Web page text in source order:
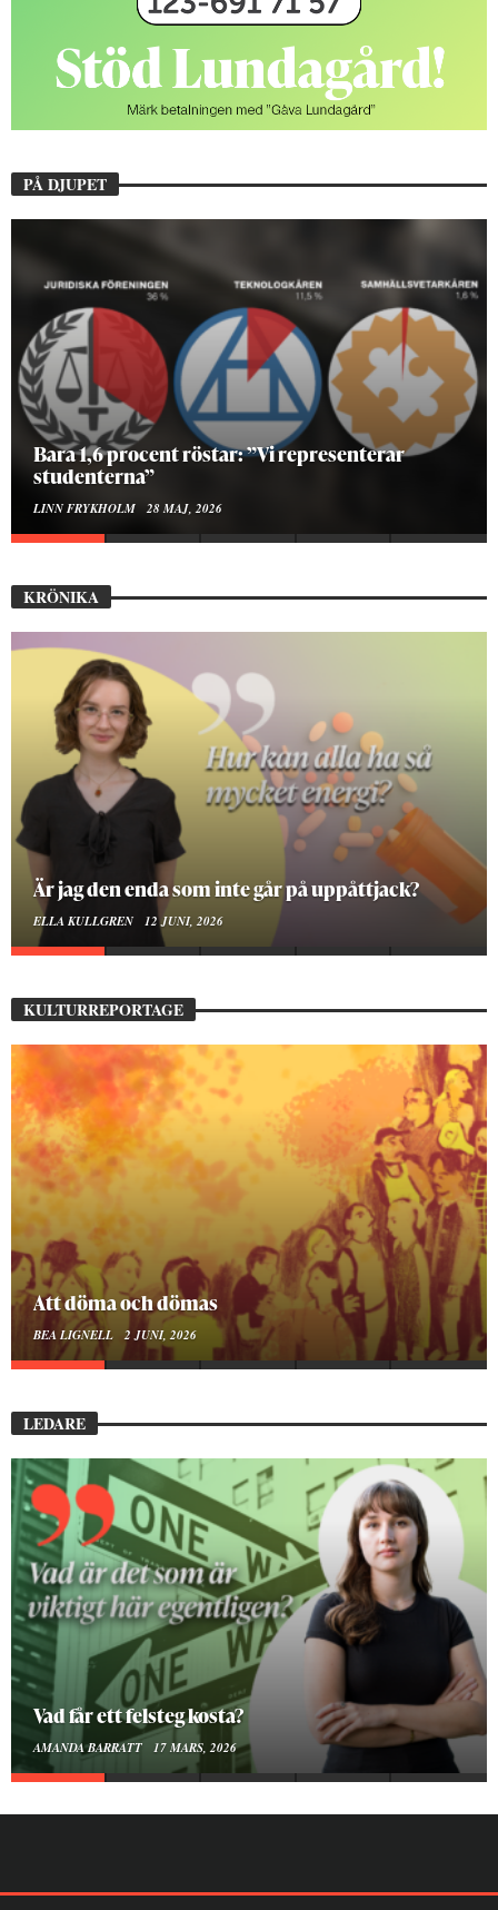
PÅ DJUPET
Bara 1,6 procent röstar: ”Vi representerar
studenterna”
LINN FRYKHOLM 28 MAJ, 2026
KRÖNIKA
Är jag den enda som inte går på uppåttjack?
ELLA KULLGREN 12 JUNI, 2026
KULTURREPORTAGE
Att döma och dömas
BEA LIGNELL 2 JUNI, 2026
LEDARE
Vad får ett felsteg kosta?
AMANDA BARRATT 17 MARS, 2026